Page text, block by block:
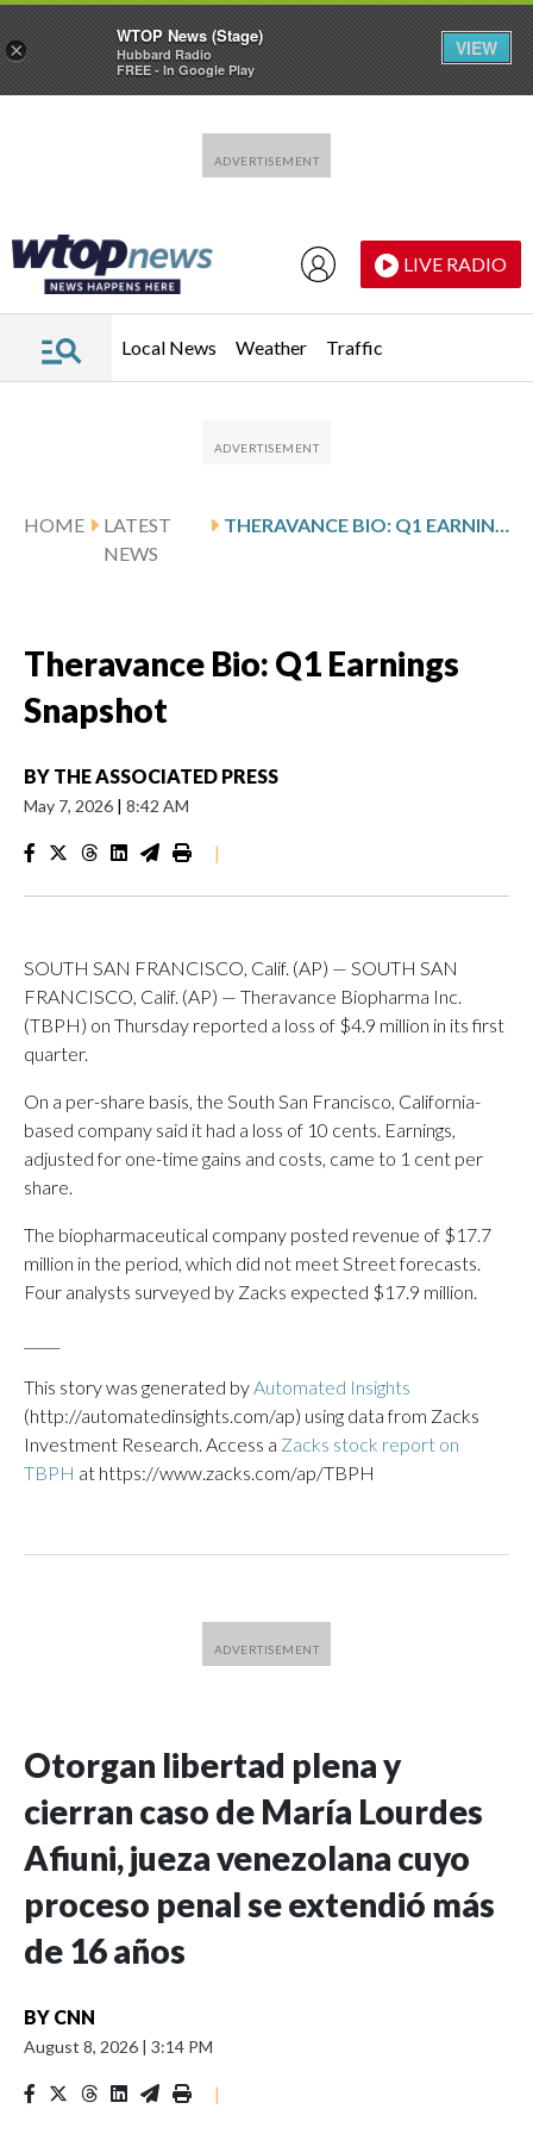
LIVE RADIO
Local News Weather Traffic
HOME
LATEST
NEWS
THERAVANCE BIO: Q1 EARNINGS SNAPSHOT
Theravance Bio: Q1 Earnings
Snapshot
BY THE ASSOCIATED PRESS
May 7, 2026 | 8:42 AM
|
SOUTH SAN FRANCISCO, Calif. (AP) — SOUTH SAN
FRANCISCO, Calif. (AP) — Theravance Biopharma Inc.
(TBPH) on Thursday reported a loss of $4.9 million in its first
quarter.
On a per-share basis, the South San Francisco, California-
based company said it had a loss of 10 cents. Earnings,
adjusted for one-time gains and costs, came to 1 cent per
share.
The biopharmaceutical company posted revenue of $17.7
million in the period, which did not meet Street forecasts.
Four analysts surveyed by Zacks expected $17.9 million.
This story was generated byAutomated Insights
(http://automatedinsights.com/ap) using data from Zacks
Investment Research. Access a Zacks stock report on
TBPH at https://www.zacks.com/ap/TBPH
Otorgan libertad plena y
cierran caso de María Lourdes
Afiuni, jueza venezolana cuyo
proceso penal se extendió más
de 16 años
BY CNN
August 8, 2026 | 3:14 PM
|
×
WTOP News (Stage)
Hubbard Radio
FREE - In Google Play
VIEW